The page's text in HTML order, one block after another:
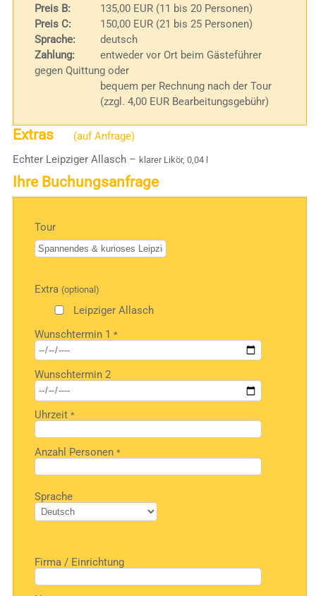
Preis B:
135,00 EUR (11 bis 20 Personen)
Preis C:
150,00 EUR (21 bis 25 Personen)
Sprache:
deutsch
Zahlung:
entweder vor Ort beim Gästeführer
gegen Quittung oder
bequem per Rechnung nach der Tour
(zzgl. 4,00 EUR Bearbeitungsgebühr)
Extras
(auf Anfrage)
Echter Leipziger Allasch – klarer Likör, 0,04 l
Ihre Buchungsanfrage
Tour
lasse
dieses
leer.
Extra (optional)
Leipziger Allasch
Wunschtermin 1*
Wunschtermin 2
Uhrzeit*
Anzahl Personen*
Bitte
lasse
dieses
Feld
Sprache
Firma / Einrichtung